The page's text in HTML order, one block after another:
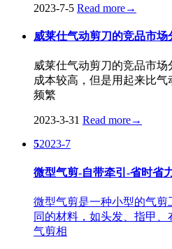
2023-7-5 Read more→
威莱仕气动剪刀的竞品市场
威莱仕气动剪刀的竞品市场
成本较高，但是用起来比
频繁
2023-3-31 Read more→
52023-7
微型气剪-自带牵引-省时省
微型气剪是一种小型的气
同的材料，如头发、指甲
气剪相